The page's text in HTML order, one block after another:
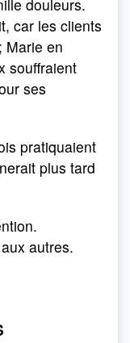
douleurs.
car les clients
Marie en
souffraient
ses
pratiquaient
plus tard
autres.